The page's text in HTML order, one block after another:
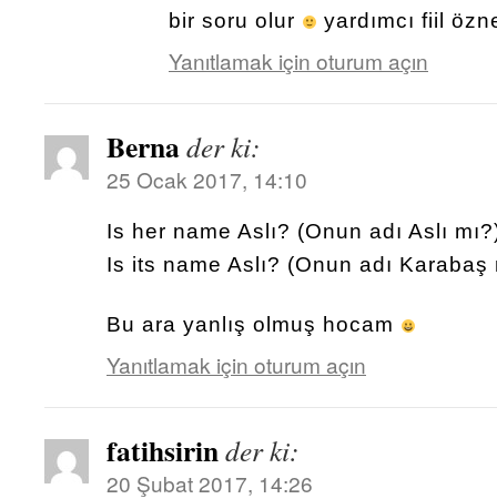
bir soru olur
yardımcı fiil
Yanıtlamak için oturum açın
Bernader ki:
25 Ocak 2017, 14:10
Is her name Aslı? (Onun adı Aslı
Is its name Aslı? (Onun adı Karabaş
Bu ara yanlış olmuş hocam
Yanıtlamak için oturum açın
fatihsirinder ki:
20 Şubat 2017, 14:26